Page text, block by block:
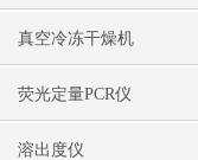
真空冷冻干燥机
荧光定量PCR仪
溶出度仪